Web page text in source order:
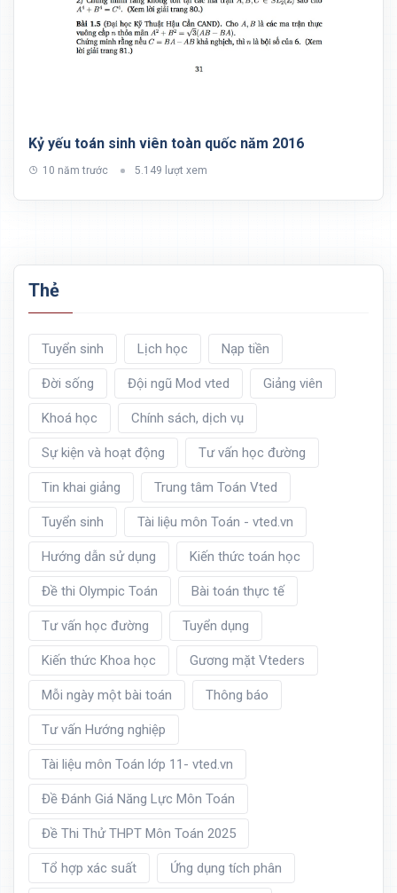
Kỷ yếu toán sinh viên toàn quốc năm 2016
10 năm trước 5.149 lượt xem
Thẻ
Tuyển sinh Lịch học Nạp tiền
Đời sống Đội ngũ Mod vted Giảng viên
Khoá học Chính sách, dịch vụ
Sự kiện và hoạt động Tư vấn học đường
Tin khai giảng Trung tâm Toán Vted
Tuyển sinh Tài liệu môn Toán - vted.vn
Hướng dẫn sử dụng Kiến thức toán học
Đề thi Olympic Toán Bài toán thực tế
Tư vấn học đường Tuyển dụng
Kiến thức Khoa học Gương mặt Vteders
Mỗi ngày một bài toán Thông báo
Tư vấn Hướng nghiệp
Tài liệu môn Toán lớp 11- vted.vn
Đề Đánh Giá Năng Lực Môn Toán
Đề Thi Thử THPT Môn Toán 2025
Tổ hợp xác suất Ứng dụng tích phân